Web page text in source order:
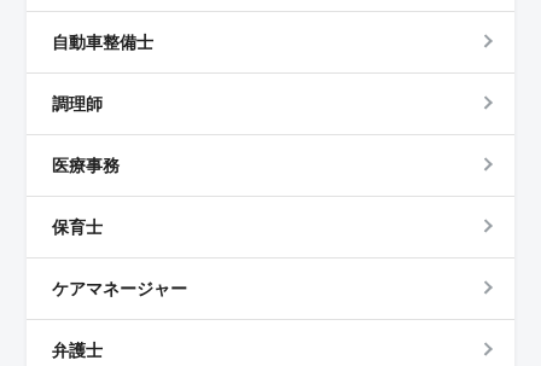
自動車整備士
調理師
医療事務
保育士
ケアマネージャー
弁護士